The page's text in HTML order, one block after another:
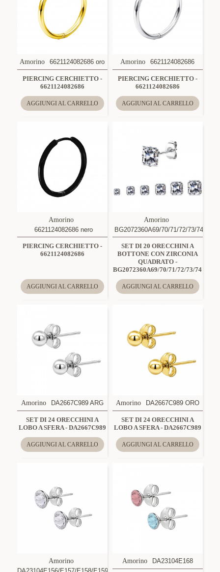
Amorino 6621124082686 oro
PIERCING CERCHIETTO -
6621124082686
AGGIUNGI AL CARRELLO
Amorino 6621124082686
PIERCING CERCHIETTO -
6621124082686
AGGIUNGI AL CARRELLO
Amorino
6621124082686 nero
PIERCING CERCHIETTO -
6621124082686
AGGIUNGI AL CARRELLO
Amorino
BG2072360A69/70/71/72/73/74
SET DI 20 ORECCHINI A
BOTTONE CON ZIRCONIA
QUADRATO -
BG2072360A69/70/71/72/73/74
AGGIUNGI AL CARRELLO
Amorino DA2667C989 ARG
SET DI 24 ORECCHINI A
LOBO A SFERA - DA2667C989
AGGIUNGI AL CARRELLO
Amorino DA2667C989 ORO
SET DI 24 ORECCHINI A
LOBO A SFERA - DA2667C989
AGGIUNGI AL CARRELLO
Amorino
Amorino DA23104E168